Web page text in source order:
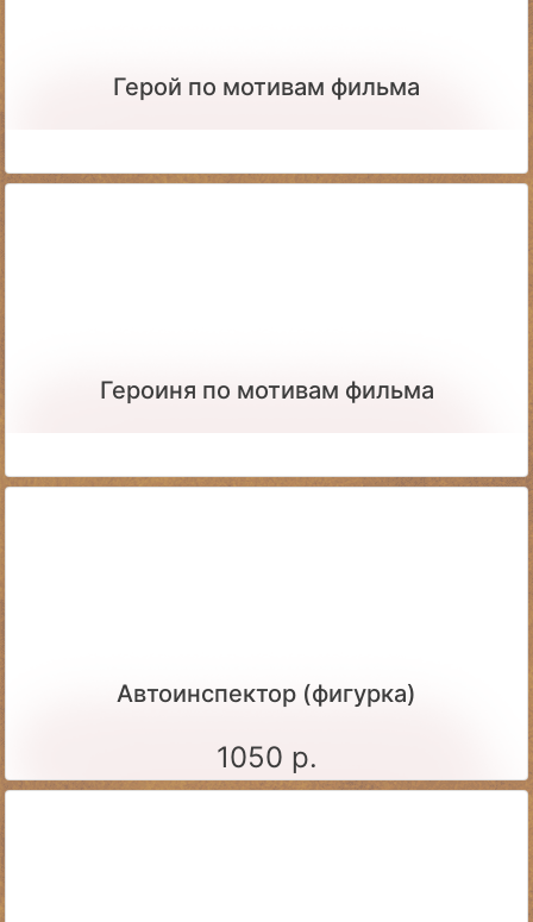
Герой по мотивам фильма
Героиня по мотивам фильма
Автоинспектор (фигурка)
1050 р.